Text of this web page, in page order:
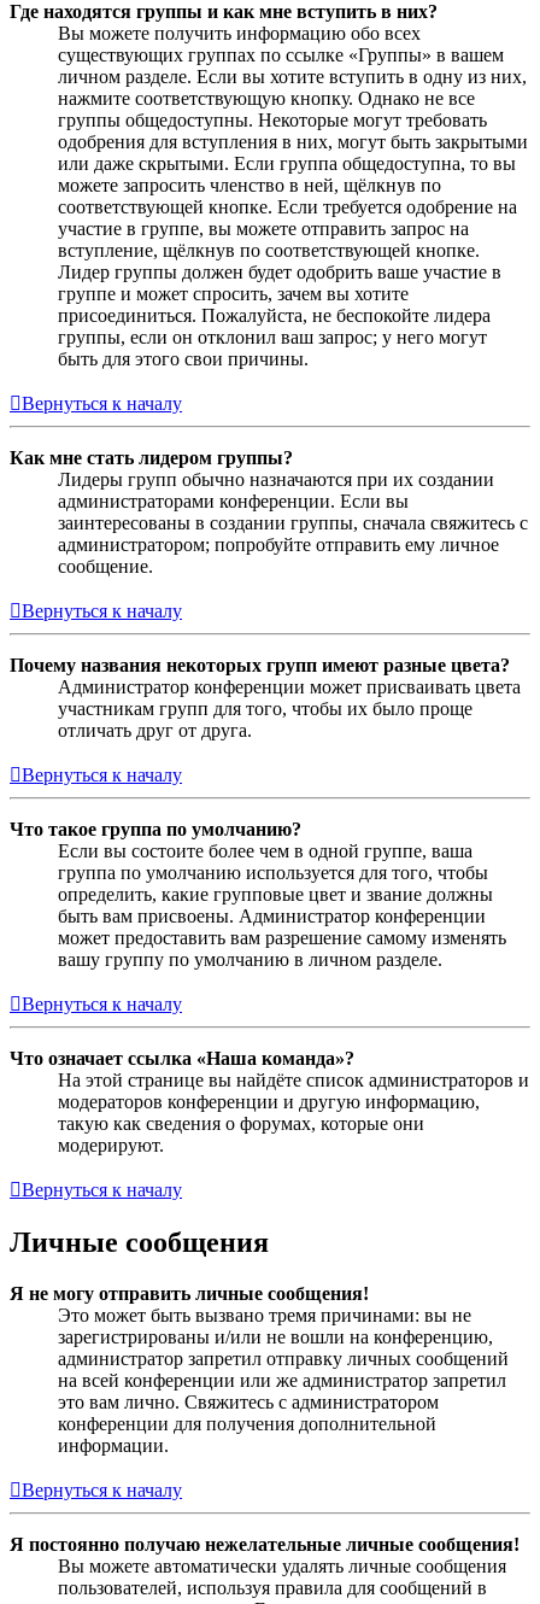
Где находятся группы и как мне вступить в них?
Вы можете получить информацию обо всех
существующих группах по ссылке «Группы» в вашем
личном разделе. Если вы хотите вступить в одну из них,
нажмите соответствующую кнопку. Однако не все
группы общедоступны. Некоторые могут требовать
одобрения для вступления в них, могут быть закрытыми
или даже скрытыми. Если группа общедоступна, то вы
можете запросить членство в ней, щёлкнув по
соответствующей кнопке. Если требуется одобрение на
участие в группе, вы можете отправить запрос на
вступление, щёлкнув по соответствующей кнопке.
Лидер группы должен будет одобрить ваше участие в
группе и может спросить, зачем вы хотите
присоединиться. Пожалуйста, не беспокойте лидера
группы, если он отклонил ваш запрос; у него могут
быть для этого свои причины.
Вернуться к началу
Как мне стать лидером группы?
Лидеры групп обычно назначаются при их создании
администраторами конференции. Если вы
заинтересованы в создании группы, сначала свяжитесь с
администратором; попробуйте отправить ему личное
сообщение.
Вернуться к началу
Почему названия некоторых групп имеют разные цвета?
Администратор конференции может присваивать цвета
участникам групп для того, чтобы их было проще
отличать друг от друга.
Вернуться к началу
Что такое группа по умолчанию?
Если вы состоите более чем в одной группе, ваша
группа по умолчанию используется для того, чтобы
определить, какие групповые цвет и звание должны
быть вам присвоены. Администратор конференции
может предоставить вам разрешение самому изменять
вашу группу по умолчанию в личном разделе.
Вернуться к началу
Что означает ссылка «Наша команда»?
На этой странице вы найдёте список администраторов и
модераторов конференции и другую информацию,
такую как сведения о форумах, которые они
модерируют.
Вернуться к началу
Личные сообщения
Я не могу отправить личные сообщения!
Это может быть вызвано тремя причинами: вы не
зарегистрированы и/или не вошли на конференцию,
администратор запретил отправку личных сообщений
на всей конференции или же администратор запретил
это вам лично. Свяжитесь с администратором
конференции для получения дополнительной
информации.
Вернуться к началу
Я постоянно получаю нежелательные личные сообщения!
Вы можете автоматически удалять личные сообщения
пользователей, используя правила для сообщений в